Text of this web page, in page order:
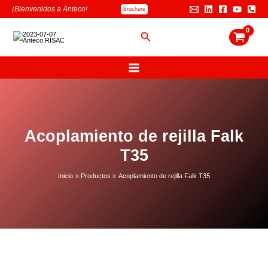
¡Bienvenidos a Anteco! Brochure
Buscar
Acoplamiento de rejilla Falk
T35
Inicio Productos Acoplamiento de rejilla Falk T35
B
u
s
c
a